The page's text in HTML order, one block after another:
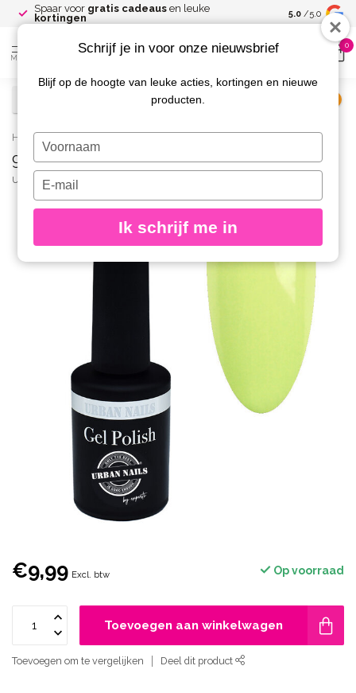
Spaar voor gratis cadeaus en leuke
kortingen
Gratis
5.0 /5.0
MENU
0
Home / 96 Gelpolish 8 gr.
96 Gelpolish 8 gr.
URBAN NAILS
€9,99 Excl. btw Op voorraad
Toevoegen aan winkelwagen
Toevoegen om te vergelijken Deel dit product
Schrijf je in voor onze nieuwsbrief
Blijf op de hoogte van leuke acties, kortingen en nieuwe
producten.
Typ
je
naam
Typ
je
e-
in
Ik schrijf me in